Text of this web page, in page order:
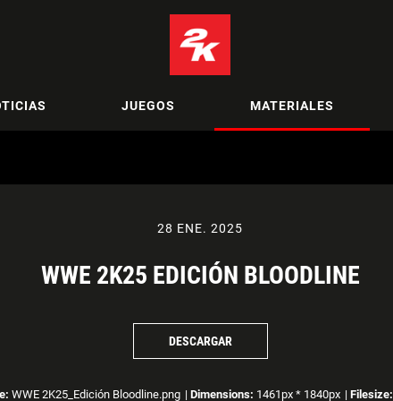
JUEGOS MATERIALES
28 ENE. 2025
WWE 2K25 EDICIÓN BLOODLINE
DESCARGAR
WWE 2K25_Edición Bloodline.png | Dimensions: 1461px * 1840px | Filesize: